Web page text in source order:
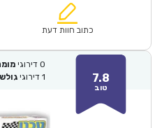
₪60.00.
הוא:
כתוב חוות דעת
7.8
טוב
0 דירוגי
1 דירוגי